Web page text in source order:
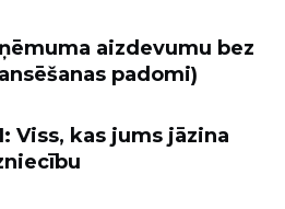
aizdevumu bez
padomi)
Viss, kas jums jāzina